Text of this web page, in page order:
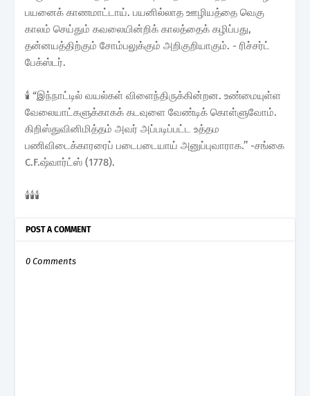
பயனைக் காணமாட்டாய். பயனில்லாத ஊழியத்தை வெகு
காலம் செய்தும் கவலையின்றிக் காலத்தைக் கழிப்பது,
தன்னயத்திற்கும் சோம்பலுக்கும் அறிகுறியாகும். - ரிச்சர்ட்
பேக்ஸ்டர்.
🕯️ “இந்நாட்டில் வயல்கள் விளைந்திருக்கின்றன. உண்மையுள்ள
வேலையாட்களுக்காகக் கடவுளை வேண்டிக் கொள்ளுவோம்.
கிறிஸ்துவினிமித்தம் அவர் அப்படிப்பட்ட உத்தம
பணிவிடைக்காரரைப் படைபடையாய் அனுப்புவாராக.’’ -சங்கை
C.F.ஷ்வார்ட்ஸ் (1778).
🕯️🕯️🕯️
POST A COMMENT
0 Comments